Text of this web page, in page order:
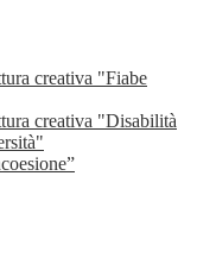
creativa "Fiabe
creativa "Disabilità